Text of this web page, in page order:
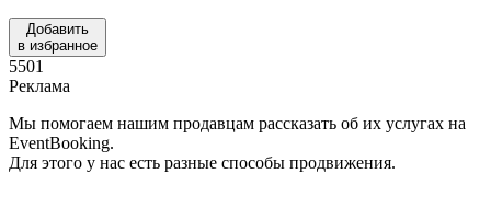
Добавить
в избранное
5501
Реклама
Мы помогаем нашим продавцам рассказать об их услугах на
EventBooking.
Для этого у нас есть разные способы продвижения.